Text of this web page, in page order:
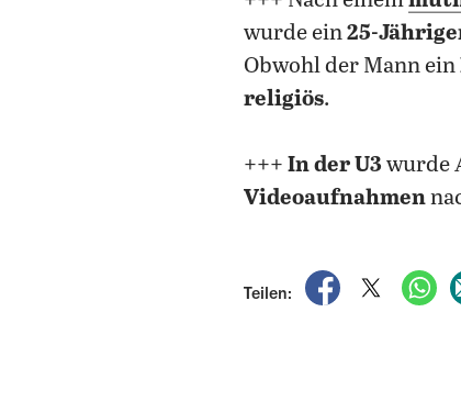
wurde ein25-
Obwohl der Mann ein
religiös.
+++ In der U3 wurde
Videoaufnahmen
Teilen:
auf Facebook
auf X